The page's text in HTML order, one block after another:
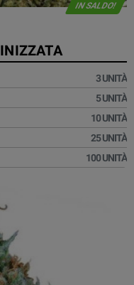
IN SALDO!
3 UNITÀ
5 UNITÀ
10 UNITÀ
25 UNITÀ
100 UNITÀ